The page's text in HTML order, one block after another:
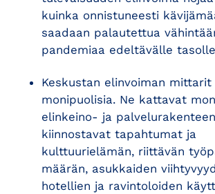
kuinka onnistuneesti
saadaan palautettua
pandemiaa edeltävälle
Keskustan elinvoiman
monipuolisia. Ne kattavat
elinkeino- ja
kiinnostavat tapahtumat ja
kulttuurielämän, riittävän
määrän, asukkaiden
hotellien ja ravintoloiden